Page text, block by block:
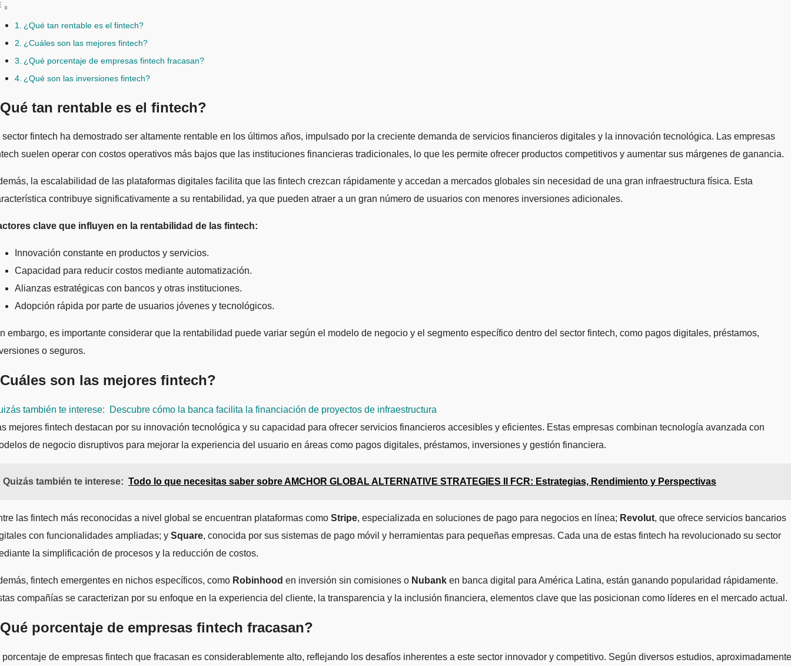
¿Qué tan rentable es el fintech?
¿Cuáles son las mejores fintech?
¿Qué porcentaje de empresas fintech fracasan?
¿Qué son las inversiones fintech?
tan rentable es el fintech?
suelen operar con costos operativos más bajos que las instituciones financieras tradicionales, lo que les permite ofrecer productos competitivos y aumentar sus márgenes de ganancia.
la escalabilidad de las plataformas digitales facilita que las fintech crezcan rápidamente y accedan a mercados globales sin necesidad de una gran infraestructura física. Esta
contribuye significativamente a su rentabilidad, ya que pueden atraer a un gran número de usuarios con menores inversiones adicionales.
clave que influyen en la rentabilidad de las fintech:
Innovación constante en productos y servicios.
Capacidad para reducir costos mediante automatización.
Alianzas estratégicas con bancos y otras instituciones.
Adopción rápida por parte de usuarios jóvenes y tecnológicos.
embargo, es importante considerar que la rentabilidad puede variar según el modelo de negocio y el segmento específico dentro del sector fintech, como pagos digitales, préstamos,
o seguros.
son las mejores fintech?
también te interese:
Descubre cómo la banca facilita la financiación de proyectos de infraestructura
mejores fintech destacan por su innovación tecnológica y su capacidad para ofrecer servicios financieros accesibles y eficientes. Estas empresas combinan tecnología avanzada con
de negocio disruptivos para mejorar la experiencia del usuario en áreas como pagos digitales, préstamos, inversiones y gestión financiera.
Quizás también te interese: Todo lo que necesitas saber sobre AMCHOR GLOBAL ALTERNATIVE STRATEGIES II FCR: Estrategias, Rendimiento y Perspectivas
las fintech más reconocidas a nivel global se encuentran plataformas como Stripe, especializada en soluciones de pago para negocios en línea; Revolut, que ofrece servicios bancarios
con funcionalidades ampliadas; y Square, conocida por sus sistemas de pago móvil y herramientas para pequeñas empresas. Cada una de estas fintech ha revolucionado su sector
la simplificación de procesos y la reducción de costos.
fintech emergentes en nichos específicos, como Robinhood en inversión sin comisiones o Nubank en banca digital para América Latina, están ganando popularidad rápidamente.
compañías se caracterizan por su enfoque en la experiencia del cliente, la transparencia y la inclusión financiera, elementos clave que las posicionan como líderes en el mercado actual.
porcentaje de empresas fintech fracasan?
porcentaje de empresas fintech que fracasan es considerablemente alto, reflejando los desafíos inherentes a este sector innovador y competitivo. Según diversos estudios, aproximadamente